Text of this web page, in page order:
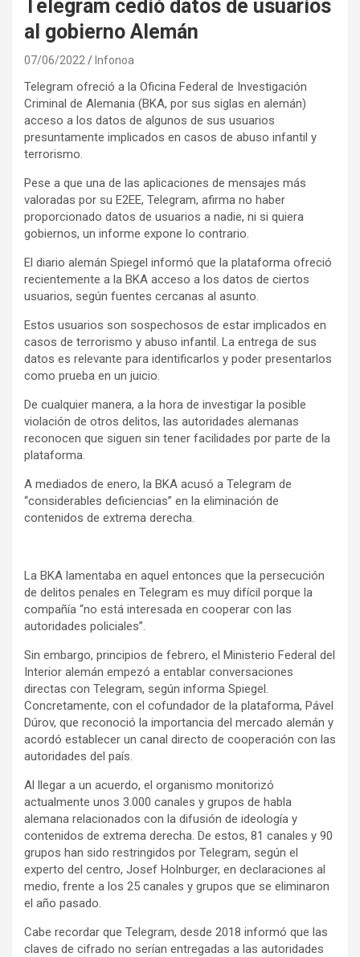
Telegram cedió datos de usuarios
al gobierno Alemán
07/06/2022 Infonoa
Telegram ofreció a la Oficina Federal de Investigación
Criminal de Alemania (BKA, por sus siglas en alemán)
acceso a los datos de algunos de sus usuarios
presuntamente implicados en casos de abuso infantil y
terrorismo.
Pese a que una de las aplicaciones de mensajes más
valoradas por su E2EE, Telegram, afirma no haber
proporcionado datos de usuarios a nadie, ni si quiera
gobiernos, un informe expone lo contrario.
El diario alemán Spiegel informó que la plataforma ofreció
recientemente a la BKA acceso a los datos de ciertos
usuarios, según fuentes cercanas al asunto.
Estos usuarios son sospechosos de estar implicados en
casos de terrorismo y abuso infantil. La entrega de sus
datos es relevante para identificarlos y poder presentarlos
como prueba en un juicio.
De cualquier manera, a la hora de investigar la posible
violación de otros delitos, las autoridades alemanas
reconocen que siguen sin tener facilidades por parte de la
plataforma.
A mediados de enero, la BKA acusó a Telegram de
“considerables deficiencias” en la eliminación de
contenidos de extrema derecha.
La BKA lamentaba en aquel entonces que la persecución
de delitos penales en Telegram es muy difícil porque la
compañía “no está interesada en cooperar con las
autoridades policiales”.
Sin embargo, principios de febrero, el Ministerio Federal del
Interior alemán empezó a entablar conversaciones
directas con Telegram, según informa Spiegel.
Concretamente, con el cofundador de la plataforma, Pável
Dúrov, que reconoció la importancia del mercado alemán y
acordó establecer un canal directo de cooperación con las
autoridades del país.
Al llegar a un acuerdo, el organismo monitorizó
actualmente unos 3.000 canales y grupos de habla
alemana relacionados con la difusión de ideología y
contenidos de extrema derecha. De estos, 81 canales y 90
grupos han sido restringidos por Telegram, según el
experto del centro, Josef Holnburger, en declaraciones al
medio, frente a los 25 canales y grupos que se eliminaron
el año pasado.
Cabe recordar que Telegram, desde 2018 informó que las
claves de cifrado no serían entregadas a las autoridades